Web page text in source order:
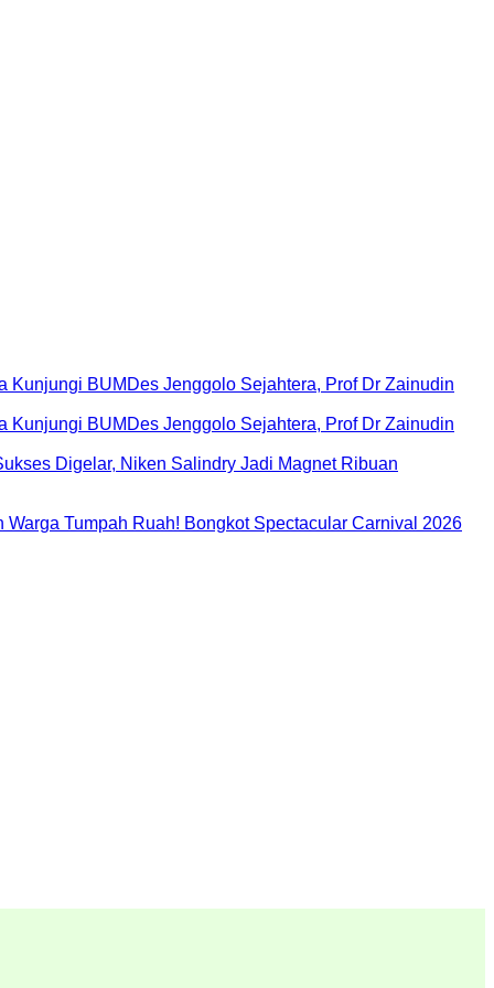
Kunjungi BUMDes Jenggolo Sejahtera, Prof Dr Zainudin
Kunjungi BUMDes Jenggolo Sejahtera, Prof Dr Zainudin
Digelar, Niken Salindry Jadi Magnet Ribuan
Warga Tumpah Ruah! Bongkot Spectacular Carnival 2026